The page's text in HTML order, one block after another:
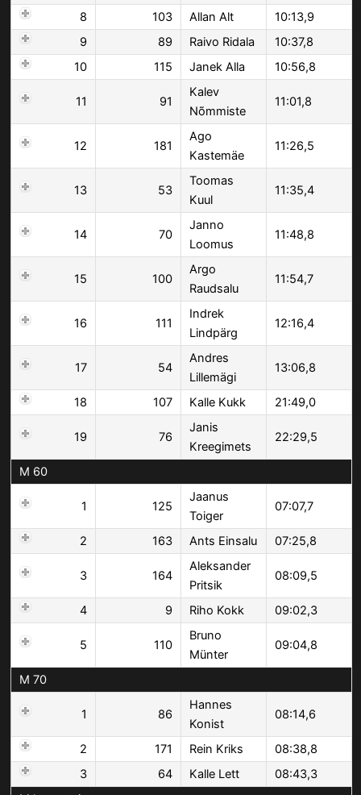
8 103 Allan Alt
10:13,9
9
89 Raivo Ridala
10:37,8
10
115 Janek Alla 10:56,8
11 91
Kalev
Nõmmiste
11:01,8
12 181
Ago
Kastemäe
11:26,5
13 53
Toomas
Kuul
11:35,4
14 70
Janno
Loomus
11:48,8
15 100
Argo
Raudsalu
11:54,7
16 111
Indrek
Lindpärg
12:16,4
17 54
Andres
Lillemägi
13:06,8
18 107 Kalle Kukk 21:49,0
19 76
Janis
Kreegimets
22:29,5
M 60
1 125
Jaanus
Toiger
07:07,7
2 163 Ants Einsalu 07:25,8
3 164
Aleksander
Pritsik
08:09,5
4 9 Riho Kokk 09:02,3
5 110
Bruno
Münter
09:04,8
M 70
1 86
Hannes
Konist
08:14,6
2 171 Rein Kriks
08:38,8
3
64 Kalle Lett
08:43,3